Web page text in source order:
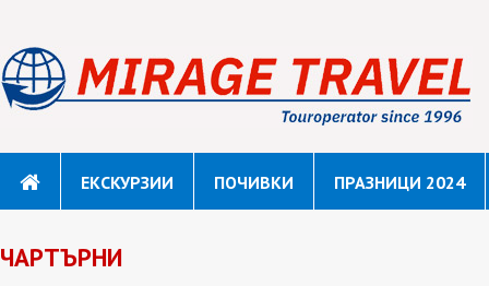
ЕКСКУРЗИИ ПОЧИВКИ ПРАЗНИЦИ 2024
ЧАРТЪРНИ